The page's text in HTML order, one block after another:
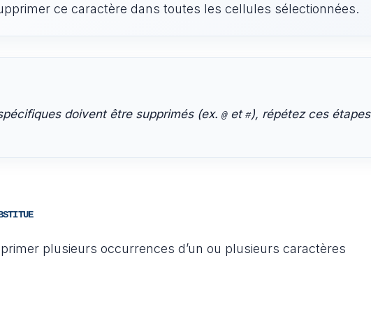
ce caractère dans toutes les cellules sélectionnées.
doivent être supprimés (ex. @et #), répétez ces étapes
plusieurs occurrences d’un ou plusieurs caractères